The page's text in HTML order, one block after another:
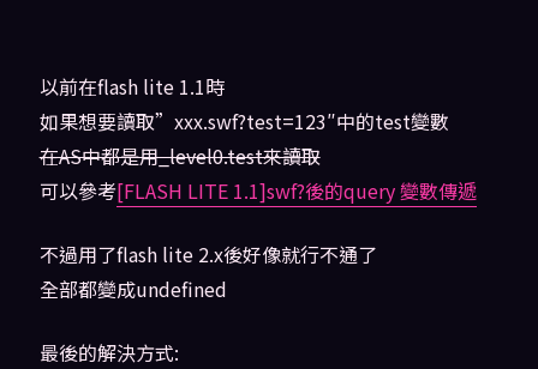
以前在flash lite 1.1時
如果想要讀取”xxx.swf?test=123″中的test變數
在AS中都是用_level0.test來讀取
可以參考[FLASH LITE 1.1]swf?後的query 變數傳遞
不過用了flash lite 2.x後好像就行不通了
全部都變成undefined
最後的解決方式: